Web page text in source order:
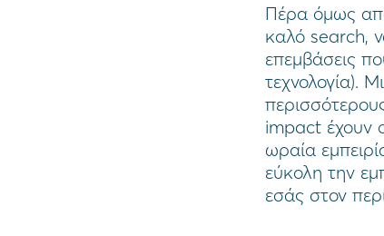
Πέρα όμως
καλό search,
επεμβάσεις
τεχνολογία).
impact έχουν
ωραία
εύκολη την
εσάς στον